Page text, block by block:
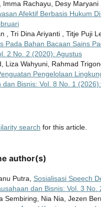
Imma Rachayu, Desy Maryani
Afektif Berbasis Hukum
, Tri Dina Ariyanti , Titje Puji
Pada Bahan Bacaan Sains
2 No. 2 (2020): Agustus
Liza Wahyuni, Rahmad
Pengelolaan
dan Bisnis: Vol. 8 No. 1
search for this article.
author(s)
Putra, Sosialisasi Speech
dan Bisnis: Vol. 3 No.
Sembiring, Nia Nia, Jezen